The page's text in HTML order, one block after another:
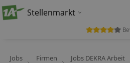
Stellenmarkt
Jobs Firmen
Jobs DEKRA Arbeit